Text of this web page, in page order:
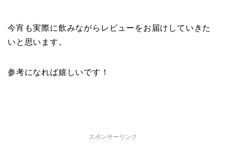
今宵も実際に飲みながらレビューをお届けしていきた
いと思います。
参考になれば嬉しいです！
スポンサーリンク